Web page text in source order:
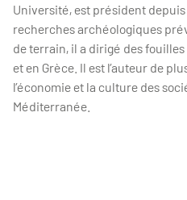
Université, est président depuis
recherches archéologiques
de terrain, il a dirigé des
et en Grèce. Il est l’auteur de
l’économie et la culture des
Méditerranée.